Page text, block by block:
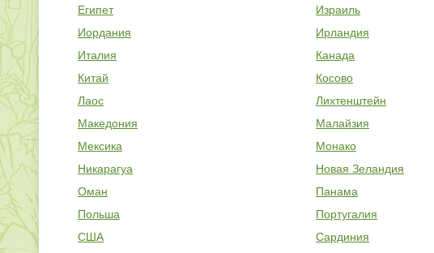
Египет
Израиль
Иордания
Ирландия
Италия
Канада
Китай
Косово
Лаос
Лихтенштейн
Македония
Малайзия
Мексика
Монако
Никарагуа
Новая Зеландия
Оман
Панама
Польша
Португалия
США
Сардиния